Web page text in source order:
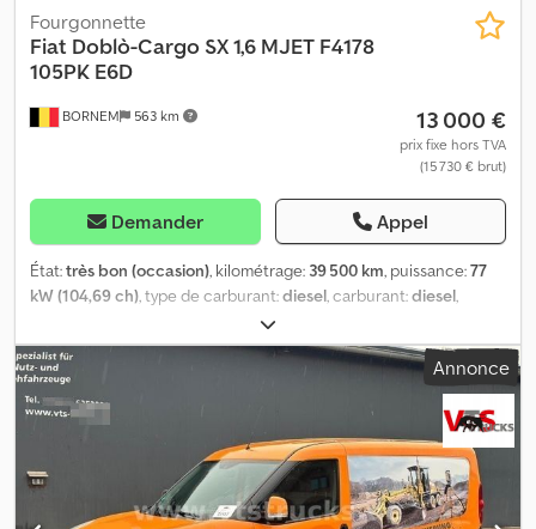
BORNEM 563 km
Fourgonnette
Fiat Doblò-Cargo SX 1,6 MJET F4178
105PK E6D
13 000 €
prix fixe hors TVA
(15 730 € brut)
Demander Appel
État:très bon (occasion), kilométrage: 39 500 km, puissance:77
kW (104,69 ch), type de carburant:diesel, carburant:diesel,
, type d'engrenage:
vitesses:5, classe d'émission:Euro 6, nombre de sièges:3, Année
de construction:
, Nombre de portes : 5 Cabine : simple
Nombre de cylindres : 4 Cylindrée moteur : 1 600 cc État
technique : très bon État visuel : très bon Crjdew R Uucjpfx Agxsf
Dommages : aucun Garantie : aucune
Annonce